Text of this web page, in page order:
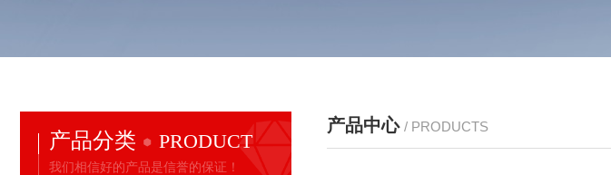
产品分类 PRODUCT
我们相信好的产品是信誉的保证！
产品中心 / PRODUCTS